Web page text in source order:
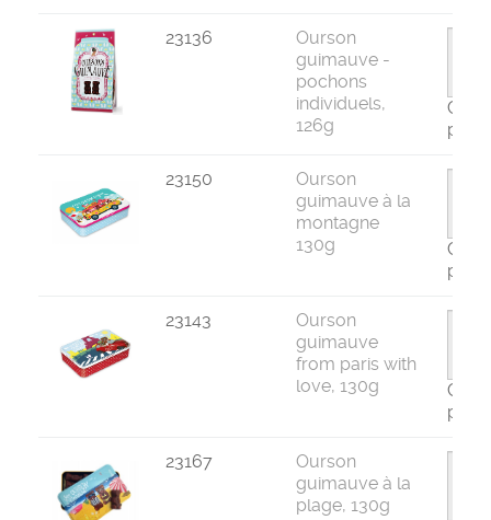
23136
Ourson
guimauve -
pochons
individuels,
126g
par
23150
Ourson
guimauve à la
montagne
130g
par
23143
Ourson
guimauve
from paris with
love, 130g
par
23167
Ourson
guimauve à la
plage, 130g